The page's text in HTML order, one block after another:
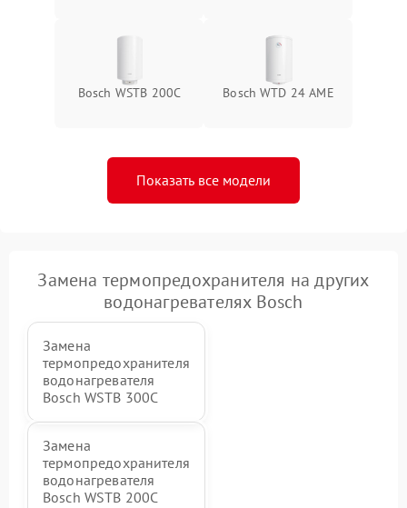
Bosch WSTB 200C Bosch WTD 24 AME
Показать все модели
Замена термопредохранителя на других
водонагревателях Bosch
Замена
термопредохранителя
водонагревателя
Bosch WSTB 300C
Замена
термопредохранителя
водонагревателя
Bosch WSTB 200C